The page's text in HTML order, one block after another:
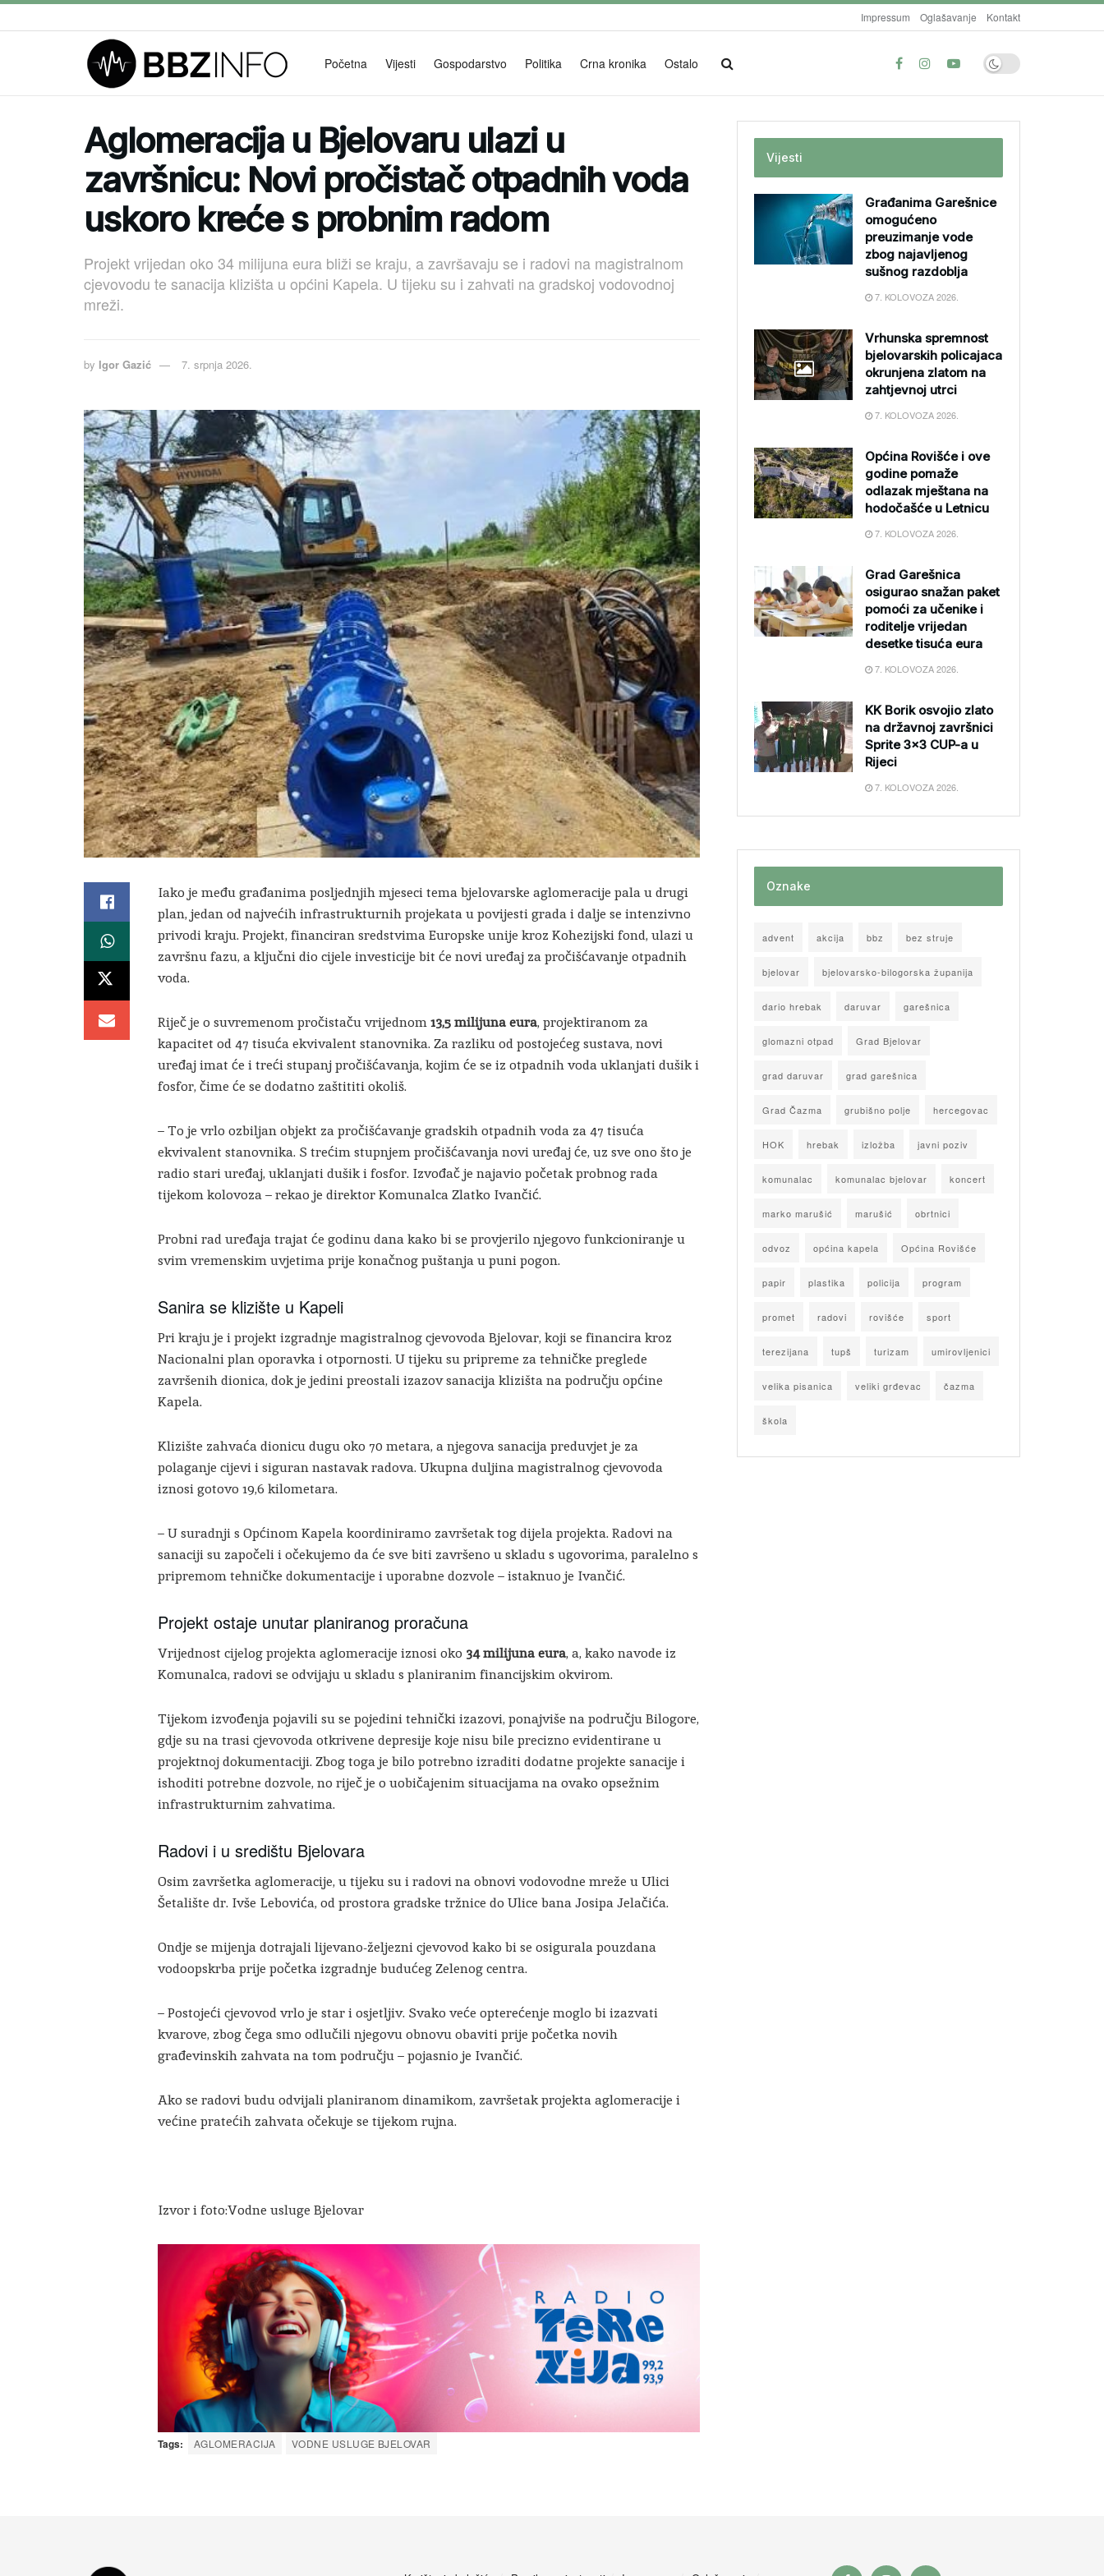
Impressum Oglašavanje Kontakt
Početna Vijesti Gospodarstvo Politika Crna kronika Ostalo
Aglomeracija u Bjelovaru ulazi u
završnicu: Novi pročistač otpadnih voda
uskoro kreće s probnim radom
Projekt vrijedan oko 34 milijuna eura bliži se kraju, a završavaju se i radovi na magistralnom
cjevovodu te sanacija klizišta u općini Kapela. U tijeku su i zahvati na gradskoj vodovodnoj
mreži.
by Igor Gazić 7. srpnja 2026.
Iako je među građanima posljednjih mjeseci tema bjelovarske aglomeracije pala u drugi
plan, jedan od najvećih infrastrukturnih projekata u povijesti grada i dalje se intenzivno
privodi kraju. Projekt, financiran sredstvima Europske unije kroz Kohezijski fond, ulazi u
završnu fazu, a ključni dio cijele investicije bit će novi uređaj za pročišćavanje otpadnih
voda.
Riječ je o suvremenom pročistaču vrijednom13,5 milijuna eura, projektiranom za
kapacitet od 47 tisuća ekvivalent stanovnika. Za razliku od postojećeg sustava, novi
uređaj imat će i treći stupanj pročišćavanja, kojim će se iz otpadnih voda uklanjati dušik i
fosfor, čime će se dodatno zaštititi okoliš.
– To je vrlo ozbiljan objekt za pročišćavanje gradskih otpadnih voda za 47 tisuća
ekvivalent stanovnika. S trećim stupnjem pročišćavanja novi uređaj će, uz sve ono što je
radio stari uređaj, uklanjati dušik i fosfor. Izvođač je najavio početak probnog rada
tijekom kolovoza – rekao je direktor Komunalca Zlatko Ivančić.
Probni rad uređaja trajat će godinu dana kako bi se provjerilo njegovo funkcioniranje u
svim vremenskim uvjetima prije konačnog puštanja u puni pogon.
Sanira se klizište u Kapeli
Pri kraju je i projekt izgradnje magistralnog cjevovoda Bjelovar, koji se financira kroz
Nacionalni plan oporavka i otpornosti. U tijeku su pripreme za tehničke preglede
završenih dionica, dok je jedini preostali izazov sanacija klizišta na području općine
Kapela.
Klizište zahvaća dionicu dugu oko 70 metara, a njegova sanacija preduvjet je za
polaganje cijevi i siguran nastavak radova. Ukupna duljina magistralnog cjevovoda
iznosi gotovo 19,6 kilometara.
– U suradnji s Općinom Kapela koordiniramo završetak tog dijela projekta. Radovi na
sanaciji su započeli i očekujemo da će sve biti završeno u skladu s ugovorima, paralelno s
pripremom tehničke dokumentacije i uporabne dozvole – istaknuo je Ivančić.
Projekt ostaje unutar planiranog proračuna
Vrijednost cijelog projekta aglomeracije iznosi oko 34 milijuna eura, a, kako navode iz
Komunalca, radovi se odvijaju u skladu s planiranim financijskim okvirom.
Tijekom izvođenja pojavili su se pojedini tehnički izazovi, ponajviše na području Bilogore,
gdje su na trasi cjevovoda otkrivene depresije koje nisu bile precizno evidentirane u
projektnoj dokumentaciji. Zbog toga je bilo potrebno izraditi dodatne projekte sanacije i
ishoditi potrebne dozvole, no riječ je o uobičajenim situacijama na ovako opsežnim
infrastrukturnim zahvatima.
Radovi i u središtu Bjelovara
Osim završetka aglomeracije, u tijeku su i radovi na obnovi vodovodne mreže u Ulici
Šetalište dr. Ivše Lebovića, od prostora gradske tržnice do Ulice bana Josipa Jelačića.
Ondje se mijenja dotrajali lijevano-željezni cjevovod kako bi se osigurala pouzdana
vodoopskrba prije početka izgradnje budućeg Zelenog centra.
– Postojeći cjevovod vrlo je star i osjetljiv. Svako veće opterećenje moglo bi izazvati
kvarove, zbog čega smo odlučili njegovu obnovu obaviti prije početka novih
građevinskih zahvata na tom području – pojasnio je Ivančić.
Ako se radovi budu odvijali planiranom dinamikom, završetak projekta aglomeracije i
većine pratećih zahvata očekuje se tijekom rujna.
Izvor i foto:Vodne usluge Bjelovar
Tags: AGLOMERACIJA VODNE USLUGE BJELOVAR
Vijesti
Građanima Garešnice
omogućeno
preuzimanje vode
zbog najavljenog
sušnog razdoblja
7. KOLOVOZA 2026.
Vrhunska spremnost
bjelovarskih policajaca
okrunjena zlatom na
zahtjevnoj utrci
7. KOLOVOZA 2026.
Općina Rovišće i ove
godine pomaže
odlazak mještana na
hodočašće u Letnicu
7. KOLOVOZA 2026.
Grad Garešnica
osigurao snažan paket
pomoći za učenike i
roditelje vrijedan
desetke tisuća eura
7. KOLOVOZA 2026.
KK Borik osvojio zlato
na državnoj završnici
Sprite 3×3 CUP-a u
Rijeci
7. KOLOVOZA 2026.
Oznake
advent akcija bbz bez struje
bjelovar bjelovarsko-bilogorska županija
dario hrebak daruvar garešnica
glomazni otpad Grad Bjelovar
grad daruvar grad garešnica
Grad Čazma grubišno polje hercegovac
HOK hrebak izložba javni poziv
komunalac komunalac bjelovar koncert
marko marušić marušić obrtnici
odvoz općina kapela Općina Rovišće
papir plastika policija program
promet radovi rovišće sport
terezijana tupš turizam umirovljenici
velika pisanica veliki grđevac čazma
škola